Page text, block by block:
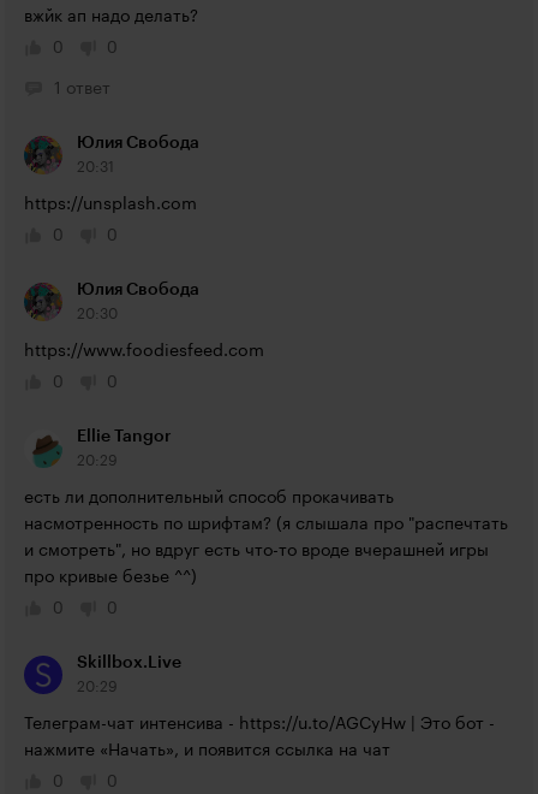
вжйк ап надо делать?
0
0
1 ответ
Юлия Свобода
20:31
https://unsplash.com
0
0
Юлия Свобода
20:30
https://www.foodiesfeed.com
0
0
Ellie Tangor
20:29
есть ли дополнительный способ прокачивать
насмотренность по шрифтам? (я слышала про "распечтать
и смотреть", но вдруг есть что-то вроде вчерашней игры
про кривые безье ^^)
0
0
Skillbox.Live
20:29
Телеграм-чат интенсива - https://u.to/AGCyHw | Это бот -
нажмите «Начать», и появится ссылка на чат
0
0